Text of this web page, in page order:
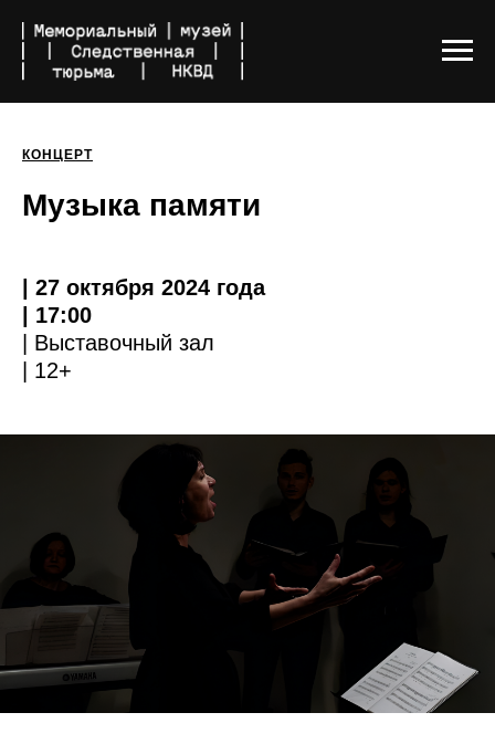
КОНЦЕРТ
Музыка памяти
| 27 октября 2024 года
| 17:00
| Выставочный зал
| 12+